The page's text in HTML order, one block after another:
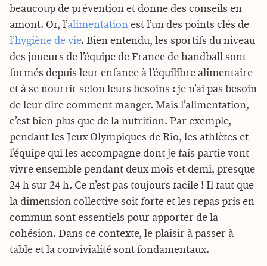
beaucoup de prévention et donne des conseils en
amont. Or, l’alimentation est l’un des points clés de
l’hygiène de vie. Bien entendu, les sportifs du niveau
des joueurs de l’équipe de France de handball sont
formés depuis leur enfance à l’équilibre alimentaire
et à se nourrir selon leurs besoins : je n’ai pas besoin
de leur dire comment manger. Mais l’alimentation,
c’est bien plus que de la nutrition. Par exemple,
pendant les Jeux Olympiques de Rio, les athlètes et
l’équipe qui les accompagne dont je fais partie vont
vivre ensemble pendant deux mois et demi, presque
24 h sur 24 h. Ce n’est pas toujours facile ! Il faut que
la dimension collective soit forte et les repas pris en
commun sont essentiels pour apporter de la
cohésion. Dans ce contexte, le plaisir à passer à
table et la convivialité sont fondamentaux.